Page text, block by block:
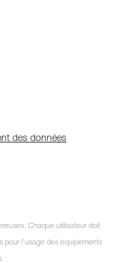
des données
Chaque utilisateur doit
pour l’usage des équipements